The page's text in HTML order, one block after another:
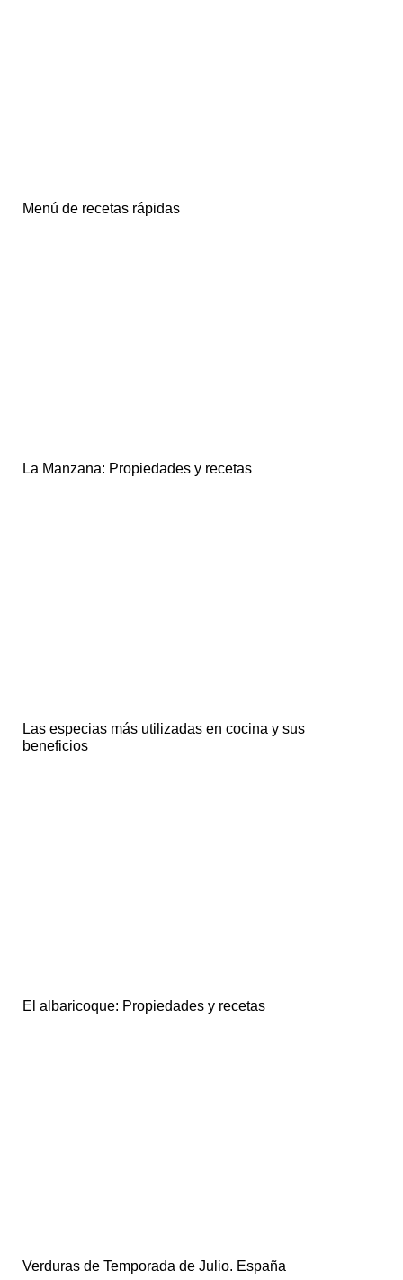
Menú de recetas rápidas
La Manzana: Propiedades y recetas
Las especias más utilizadas en cocina y sus
beneficios
El albaricoque: Propiedades y recetas
Verduras de Temporada de Julio. España